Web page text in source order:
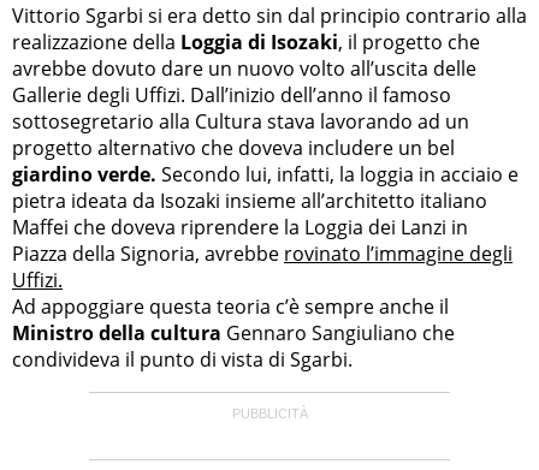
Vittorio Sgarbi si era detto sin dal principio contrario alla
realizzazione della Loggia di Isozaki, il progetto che
avrebbe dovuto dare un nuovo volto all’uscita delle
Gallerie degli Uffizi. Dall’inizio dell’anno il famoso
sottosegretario alla Cultura stava lavorando ad un
progetto alternativo che doveva includere un bel
giardino verde. Secondo lui, infatti, la loggia in acciaio e
pietra ideata da Isozaki insieme all’architetto italiano
Maffei che doveva riprendere la Loggia dei Lanzi in
Piazza della Signoria, avrebbe rovinato l’immagine degli
Uffizi.
Ad appoggiare questa teoria c’è sempre anche il
Ministro della cultura Gennaro Sangiuliano che
condivideva il punto di vista di Sgarbi.